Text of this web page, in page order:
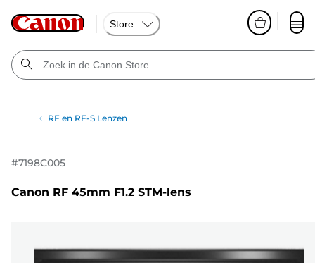
Store
RF en RF-S Lenzen
#7198C005
Canon RF 45mm F1.2 STM-lens